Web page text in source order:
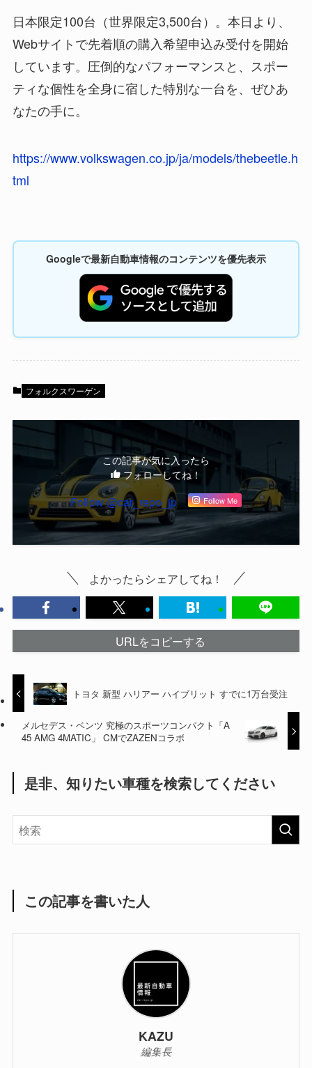
日本限定100台（世界限定3,500台）。本日より、
Webサイトで先着順の購入希望申込み受付を開始
しています。圧倒的なパフォーマンスと、スポー
ティな個性を全身に宿した特別な一台を、ぜひあ
なたの手に。
https://www.volkswagen.co.jp/ja/models/thebeetle.h
tml
Googleで最新自動車情報のコンテンツを優先表示
フォルクスワーゲン
この記事が気に入ったら
フォローしてね！
Follow @car_repo_jp Follow Me
よかったらシェアしてね！
URLをコピーする
トヨタ 新型 ハリアー ハイブリット すでに1万台受注
メルセデス・ベンツ 究極のスポーツコンパクト「A
45 AMG 4MATIC」 CMでZAZENコラボ
是非、知りたい車種を検索してください
この記事を書いた人
KAZU
編集長